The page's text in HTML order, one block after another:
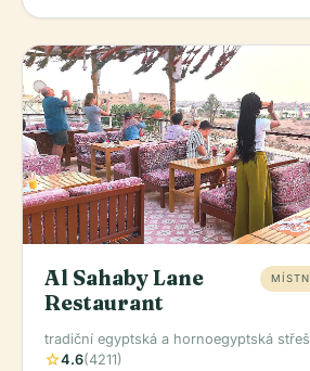
Al Sahaby Lane
Restaurant
tradiční egyptská a hornoegyptská
star4.6(4211)